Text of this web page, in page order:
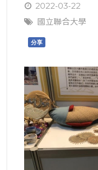
2022-03-22
國立聯合大學
分享